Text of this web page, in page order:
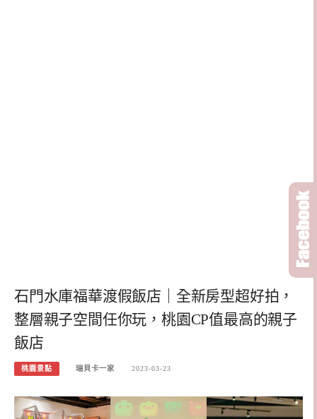
石門水庫福華渡假飯店｜全新房型超好拍，
整層親子空間任你玩，桃園CP值最高的親子
飯店
桃園景點 瑞貝卡一家 2023-03-23